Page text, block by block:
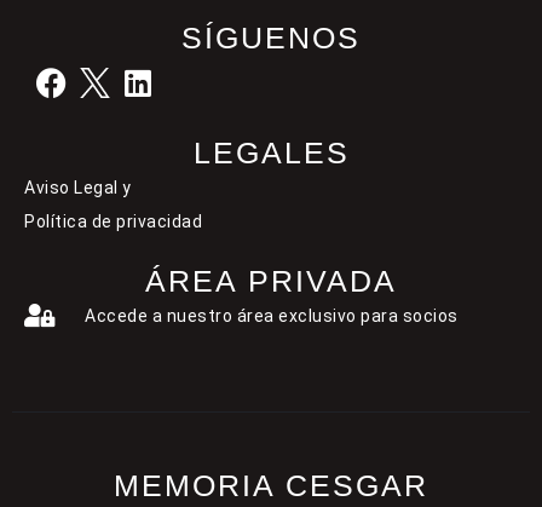
SÍGUENOS
LEGALES
Aviso Legal y
Política de privacidad
ÁREA PRIVADA
Accede a nuestro área exclusivo para socios
MEMORIA CESGAR